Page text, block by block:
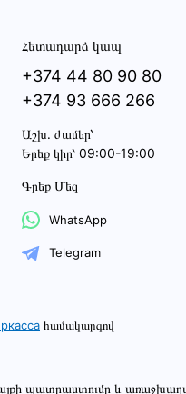
Հետադարձ կապ
+374 44 80 90 80
+374 93 666 266
Աշխ․ ժամեր՝
Երեք կիր՝ 09:00-19:00
Գրեք Մեզ
WhatsApp
Telegram
համակարգով
պատրաստումը և